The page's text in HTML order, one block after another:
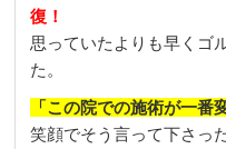
復！
思っていたよりも早くゴ
た。
「この院での施術が一番
笑顔でそう言って下さっ